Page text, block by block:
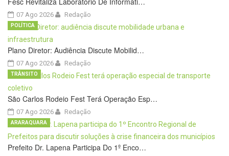
07 Ago 2026 Redação
Plano Diretor: Audiência Discute Mobilid…
07 Ago 2026
POLÍTICA
Redação
São Carlos Rodeio Fest Terá Operação Esp…
07 Ago 2026
TRÂNSITO
Redação
Prefeito Dr. Lapena Participa Do 1º Enco…
ARARAQUARA